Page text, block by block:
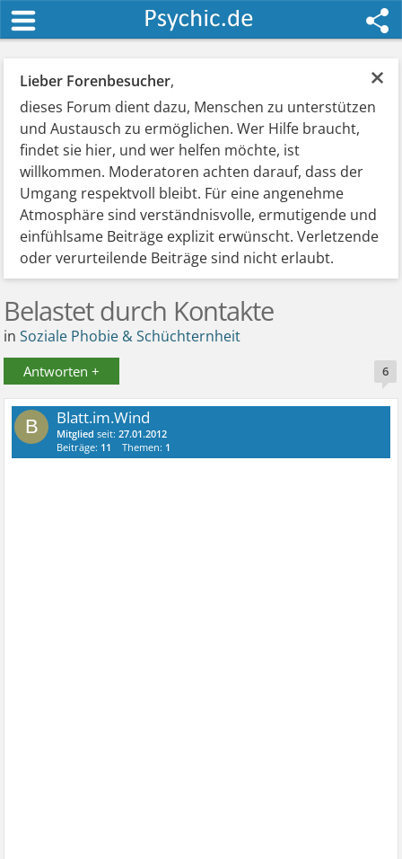
×
Lieber Forenbesucher,
dieses Forum dient dazu, Menschen zu unterstützen
und Austausch zu ermöglichen. Wer Hilfe braucht,
findet sie hier, und wer helfen möchte, ist
willkommen. Moderatoren achten darauf, dass der
Umgang respektvoll bleibt. Für eine angenehme
Atmosphäre sind verständnisvolle, ermutigende und
einfühlsame Beiträge explizit erwünscht. Verletzende
oder verurteilende Beiträge sind nicht erlaubt.
Belastet durch Kontakte
inSoziale Phobie & Schüchternheit
Antworten + 6
B Blatt.im.Wind
Mitglied seit:27.01.2012
Beiträge: 11 Themen: 1